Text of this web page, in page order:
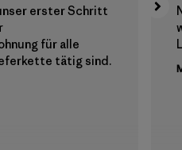
erster Schritt
für alle
tätig sind.